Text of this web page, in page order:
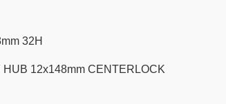
32H
HUB 12x148mm CENTERLOCK